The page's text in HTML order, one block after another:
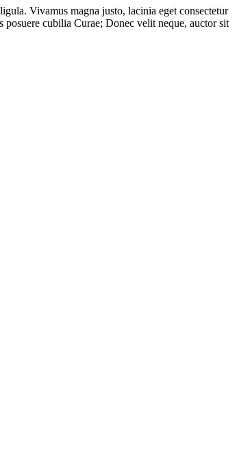
Vivamus magna justo, lacinia eget consectetur
cubilia Curae; Donec velit neque, auctor sit